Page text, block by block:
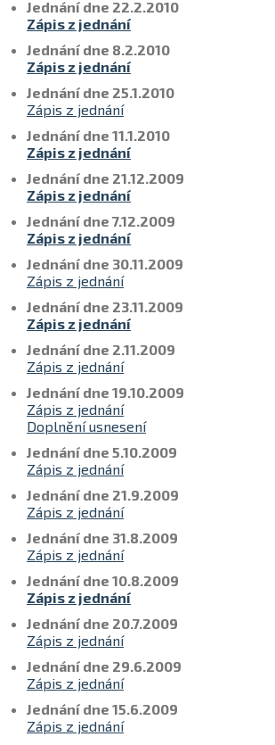
Jednání dne 22.2.2010
Zápis z jednání
Jednání dne 8.2.2010
Zápis z jednání
Jednání dne 25.1.2010
Zápis z jednání
Jednání dne 11.1.2010
Zápis z jednání
Jednání dne 21.12.2009
Zápis z jednání
Jednání dne 7.12.2009
Zápis z jednání
Jednání dne 30.11.2009
Zápis z jednání
Jednání dne 23.11.2009
Zápis z jednání
Jednání dne 2.11.2009
Zápis z jednání
Jednání dne 19.10.2009
Zápis z jednání
Doplnění usnesení
Jednání dne 5.10.2009
Zápis z jednání
Jednání dne 21.9.2009
Zápis z jednání
Jednání dne 31.8.2009
Zápis z jednání
Jednání dne 10.8.2009
Zápis z jednání
Jednání dne 20.7.2009
Zápis z jednání
Jednání dne 29.6.2009
Zápis z jednání
Jednání dne 15.6.2009
Zápis z jednání